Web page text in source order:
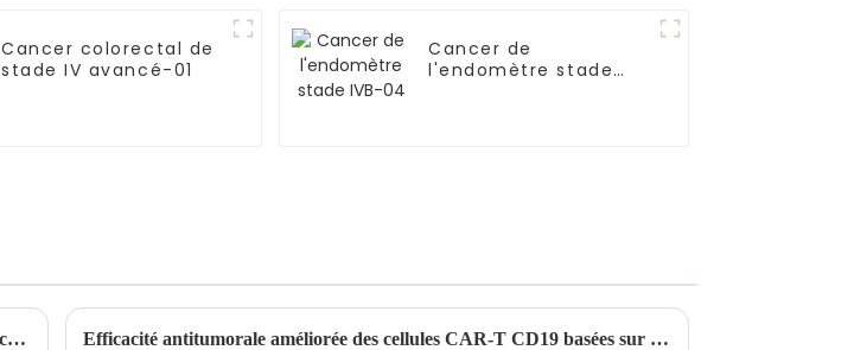
Cancer colorectal de
stade IV avancé-01
Cancer de
l'endomètre stade
Nouvel espoir dans le traitement du cancer : la thérapie TILs émerge comme la prochaine frontière Efficacité antitumorale améliorée des cellules CAR-T CD19 basées sur 4-1BB dans le traitement de la LAL-B